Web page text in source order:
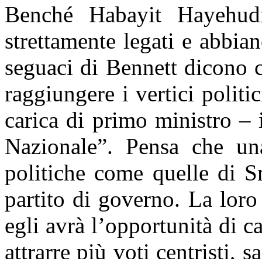
Benché Habayit
strettamente legati e
seguaci di Bennett dicono
raggiungere i vertici
carica di primo ministro –
Nazionale”. Pensa che
politiche come quelle di
partito di governo. La loro
egli avrà l’opportunità di
attrarre più voti centristi,